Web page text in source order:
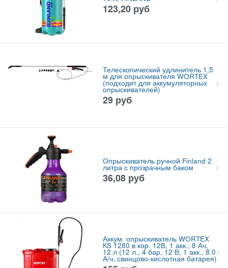
123,20 руб
Телескопический удлинитель 1,5
м для опрыскивателя WORTEX
(подходит для аккумуляторных
опрыскивателей)
29 руб
Опрыскиватель ручной Finland 2
литра c прозрачным баком
36,08 руб
Аккум. опрыскиватель WORTEX
KS 1280 в кор. 12В, 1 акк., 8 Ач,
12 л (12 л., 4 бар, 12 В, 1 акк., 8.0
А/ч, свинцово-кислотная батарея)